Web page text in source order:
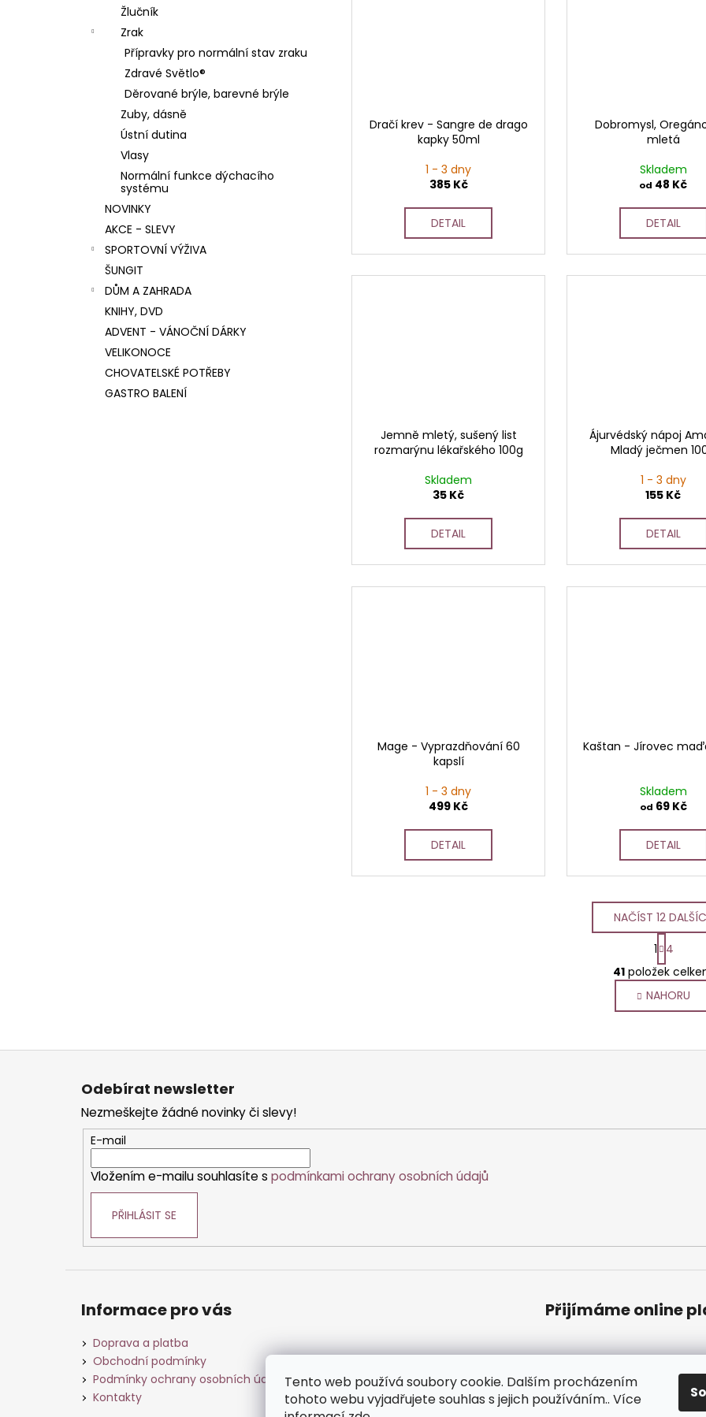
Tento web používá soubory cookie. Dalším procházením
tohoto webu vyjadřujete souhlas s jejich používáním.. Více
Žlučník
Zrak
Přípravky pro normální stav zraku
Zdravé Světlo®
Děrované brýle, barevné brýle
Zuby, dásně
Ústní dutina
Vlasy
Normální funkce dýchacího
systému
NOVINKY
AKCE - SLEVY
SPORTOVNÍ VÝŽIVA
ŠUNGIT
DŮM A ZAHRADA
KNIHY, DVD
ADVENT - VÁNOČNÍ DÁRKY
VELIKONOCE
CHOVATELSKÉ POTŘEBY
GASTRO BALENÍ
Dračí krev - Sangre de drago
kapky 50ml
1 - 3 dny
385 Kč
DETAIL
Dobromysl,
mletá
Skladem
od 48 Kč
DETAIL
Jemně mletý, sušený list
rozmarýnu lékařského 100g
Skladem
35 Kč
DETAIL
Ájurvédský nápoj
Mladý ječmen
1 - 3 dny
155 Kč
DETAIL
Mage - Vyprazdňování 60
kapslí
1 - 3 dny
499 Kč
DETAIL
Kaštan - Jírovec
Skladem
od 69 Kč
DETAIL
O
v
l
á
a
i
u
NAČÍST 12
S
t
r
á
n
k
1
4
41 položek
NAHORU
Z
Odebírat newsletter
Nezmeškejte žádné novinky či slevy!
E-mail
Vložením e-mailu souhlasíte s podmínkami ochrany osobních údajů
PŘIHLÁSIT SE
Informace pro vás
Doprava a platba
Obchodní podmínky
Podmínky ochrany osobních údajů
Kontakty
Přijímáme online